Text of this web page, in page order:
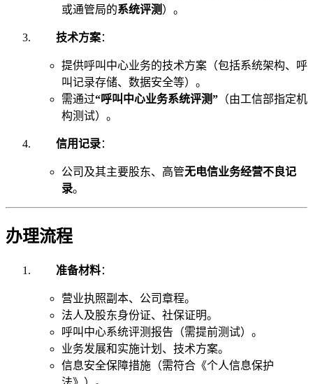
或通管局的系统评测）。
技术方案：
提供呼叫中心业务的技术方案（包括系统架构、呼
叫记录存储、数据安全等）。
需通过“呼叫中心业务系统评测” （由工信部指定机
构测试）。
信用记录：
公司及其主要股东、高管无电信业务经营不良记
录。
办理流程
准备材料：
营业执照副本、公司章程。
法人及股东身份证、社保证明。
呼叫中心系统评测报告（需提前测试）。
业务发展和实施计划、技术方案。
信息安全保障措施（需符合《个人信息保护